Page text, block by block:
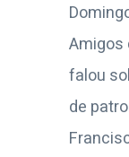
Amigos
falou
de